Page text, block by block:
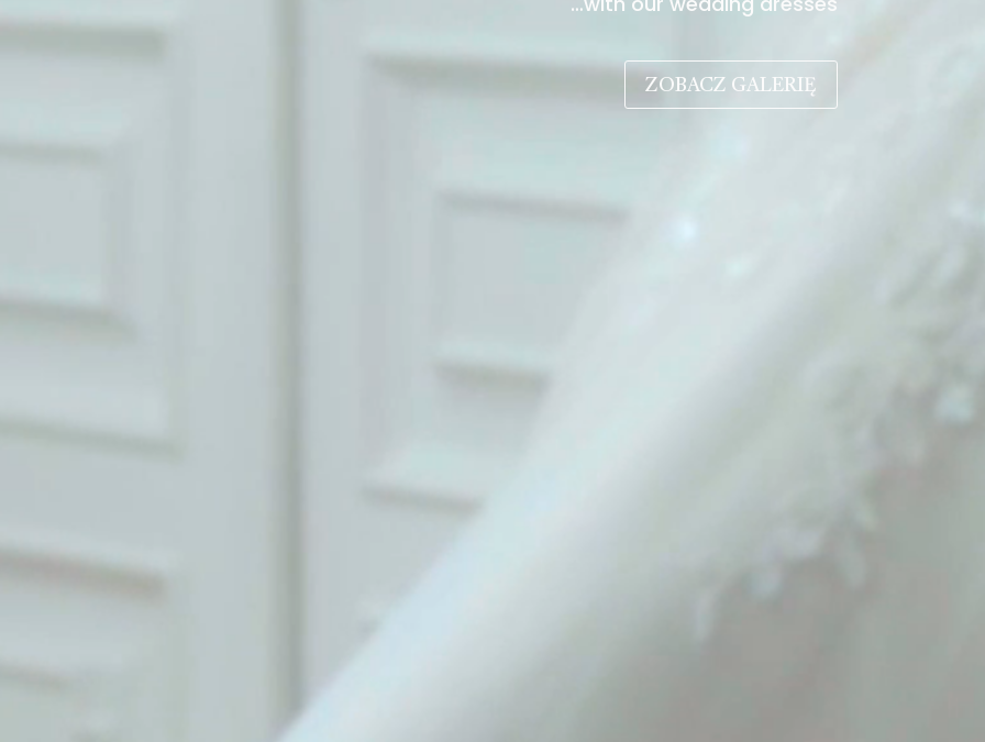
ZOBACZ GALERIĘ